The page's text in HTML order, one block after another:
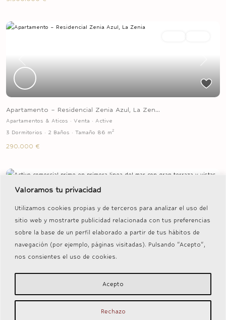
Valoramos tu privacidad
Utilizamos cookies propias y de terceros para analizar el uso del
sitio web y mostrarte publicidad relacionada con tus preferencias
sobre la base de un perfil elaborado a partir de tus hábitos de
navegación (por ejemplo, páginas visitadas). Pulsando "Acepto",
nos consientes el uso de cookies.
Rechazo
Acepto
Apartamento – Residencial Zenia Azul, La Zen...
Apartamentos & Aticos · Venta · Active
3 Dormitorios · 2 Baños · Tamaño 86 m2
290.000 €
Previous Next
Activo comercial prime en primera linea del ...
1.300.000 €